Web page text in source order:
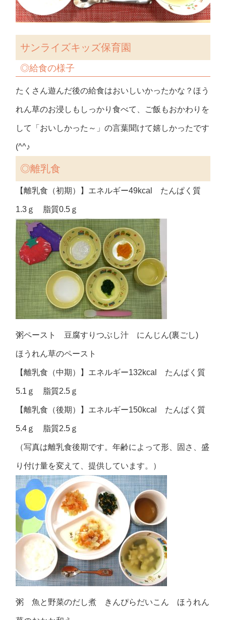
サンライズキッズ保育園
◎給食の様子
たくさん遊んだ後の給食はおいしいかったかな？ほう
れん草のお浸しもしっかり食べて、ご飯もおかわりを
して「おいしかった～」の言葉聞けて嬉しかったです
(^^♪
◎離乳食
【離乳食（初期）】エネルギー49kcal たんぱく質
1.3ｇ 脂質0.5ｇ
粥ペースト 豆腐すりつぶし汁 にんじん(裏ごし)
ほうれん草のペースト
【離乳食（中期）】エネルギー132kcal たんぱく質
5.1ｇ 脂質2.5ｇ
【離乳食（後期）】エネルギー150kcal たんぱく質
5.4ｇ 脂質2.5ｇ
（写真は離乳食後期です。年齢によって形、固さ、盛
り付け量を変えて、提供しています。）
粥 魚と野菜のだし煮 きんぴらだいこん ほうれん